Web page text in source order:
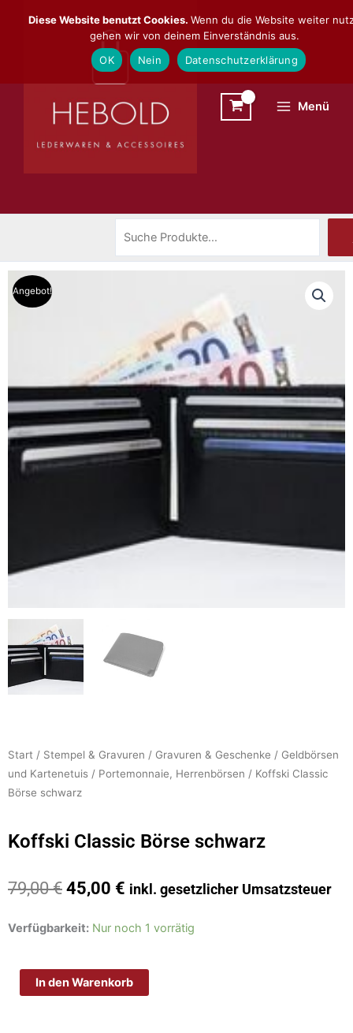
Inhalt
Menü
Angebot!
Start / Stempel & Gravuren / Gravuren & Geschenke / Geldbörsen
und Kartenetuis / Portemonnaie, Herrenbörsen / Koffski Classic
Börse schwarz
Koffski Classic Börse schwarz
79,00€ Ursprünglicher
war:
45,00 € Aktueller
ist:
inkl. gesetzlicher Umsatzsteuer
Verfügbarkeit: Nur noch 1 vorrätig
Koffski
schwarzIn den Warenkorb
Diese Website benutzt Cookies. Wenn du die Website weiter
gehen wir von deinem Einverständnis aus.
OK
Nein Datenschutzerklärung